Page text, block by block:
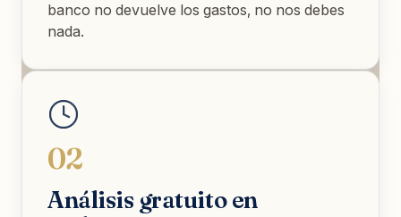
banco no devuelve los gastos, no nos debes
nada.
02
Análisis gratuito en